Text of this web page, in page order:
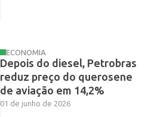
ECONOMIA
Depois do diesel, Petrobras
reduz preço do querosene
de aviação em 14,2%
01 de junho de 2026